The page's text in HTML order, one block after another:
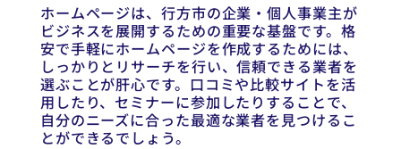
ホームページは、行方市の企業・個人事業主が
ビジネスを展開するための重要な基盤です。格
安で手軽にホームページを作成するためには、
しっかりとリサーチを行い、信頼できる業者を
選ぶことが肝心です。口コミや比較サイトを活
用したり、セミナーに参加したりすることで、
自分のニーズに合った最適な業者を見つけるこ
とができるでしょう。